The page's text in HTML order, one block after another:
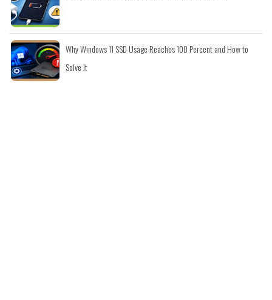
Why Windows 11 SSD Usage Reaches 100 Percent and How to
Solve It